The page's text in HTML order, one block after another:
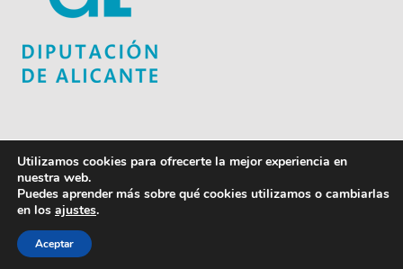
Contacta
Diputación de Alicante
Utilizamos cookies para ofrecerte la mejor experiencia en
nuestra web.
Puedes aprender más sobre qué cookies utilizamos o cambiarlas
en los ajustes.
Aceptar